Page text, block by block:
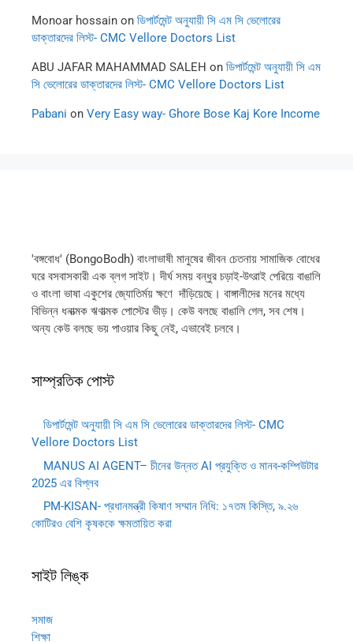
Monoar hossain on ডিপার্টমেন্ট অনুযায়ী সি এম সি ভেলোরের
ডাক্তারদের লিস্ট- CMC Vellore Doctors List
ABU JAFAR MAHAMMAD SALEH on ডিপার্টমেন্ট অনুযায়ী সি এম
সি ভেলোরের ডাক্তারদের লিস্ট- CMC Vellore Doctors List
Pabani on Very Easy way- Ghore Bose Kaj Kore Income
'বঙ্গবোধ' (BongoBodh) বাংলাভাষী মানুষের জীবন চেতনায় সামাজিক বোধের
ঘরে বসবাসকারী এক ব্লগ সাইট। দীর্ঘ সময় বন্ধুর চড়াই-উৎরাই পেরিয়ে বাঙালি
ও বাংলা ভাষা একুশের জ্যোতির্ময় ক্ষণে দাঁড়িয়েছে। বাঙ্গালীদের মনের মধ্যে
বিভিন্ন ধনাত্মক ঋণাত্মক পোস্টের ভীড়। কেউ বলছে বাঙালি গেল, সব শেষ।
অন্য কেউ বলছে ভয় পাওয়ার কিছু নেই, এভাবেই চলবে।
সাম্প্রতিক পোস্ট
ডিপার্টমেন্ট অনুযায়ী সি এম সি ভেলোরের ডাক্তারদের লিস্ট- CMC
Vellore Doctors List
MANUS AI AGENT– চীনের উন্নত AI প্রযুক্তি ও মানব-কম্পিউটার
2025 এর বিপ্লব
PM-KISAN- প্রধানমন্ত্রী কিষাণ সম্মান নিধি: ১৭তম কিস্তি, ৯.২৬
কোটিরও বেশি কৃষককে ক্ষমতায়িত করা
সাইট লিঙ্ক
সমাজ
শিক্ষা